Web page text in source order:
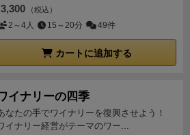
で可愛くて見ていて楽しいです。
イ感がドストライクの流れだったので、
3,300 （税込）
2～4人 15～20分 49件
カートに追加する
イナリーの四季
なたの手でワイナリーを復興させよう！
イナリー経営がテーマのワー...